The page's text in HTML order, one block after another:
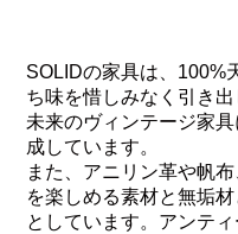
SOLIDの家具は、100%
ち味を惜しみなく引き
未来のヴィンテージ家
成しています。
また、アニリン革や帆
を楽しめる素材と無垢
としています。アンテ